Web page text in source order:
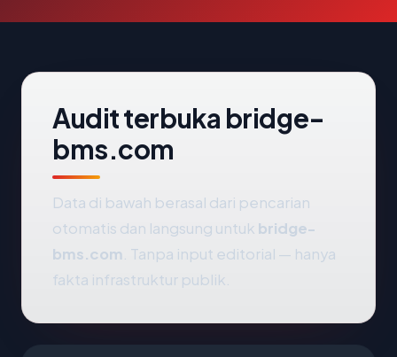
Audit terbuka bridge-
bms.com
Data di bawah berasal dari pencarian
otomatis dan langsung untuk bridge-
bms.com . Tanpa input editorial — hanya
fakta infrastruktur publik.